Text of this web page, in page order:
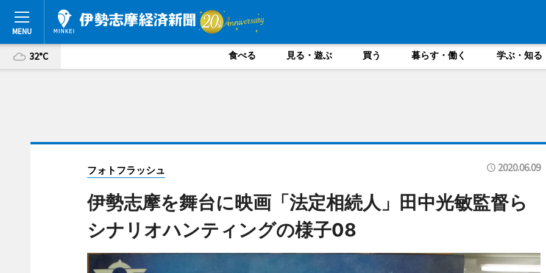
32°C 食べる 見る・遊ぶ 買う 暮らす・働く 学ぶ・知る
フォトフラッシュ 2020.06.09
伊勢志摩を舞台に映画「法定相続人」田中光敏監督ら
シナリオハンティングの様子08